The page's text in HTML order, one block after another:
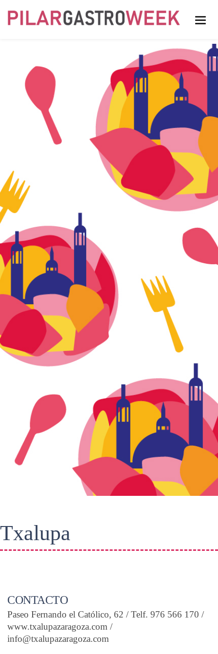
Txalupa
CONTACTO
Paseo Fernando el Católico, 62 / Telf. 976 566 170 /
www.txalupazaragoza.com /
info@txalupazaragoza.com